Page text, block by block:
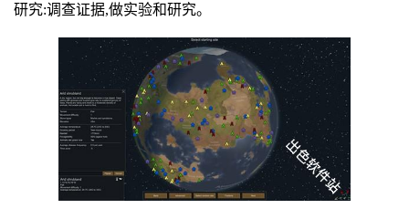
研究:调查证据,做实验和研究。